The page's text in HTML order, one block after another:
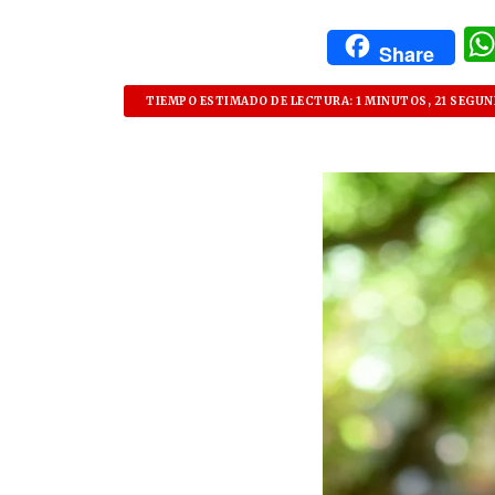
Share
TIEMPO ESTIMADO DE LECTURA: 1 MINUTOS, 21